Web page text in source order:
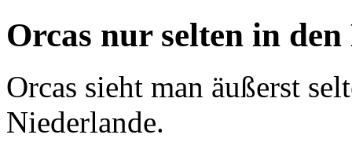
Orcas nur selten in
Orcas sieht man äußerst
Niederlande.